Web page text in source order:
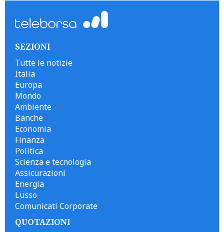
SEZIONI
Tutte le notizie
Italia
Europa
Mondo
Ambiente
Banche
Economia
Finanza
Politica
Scienza e tecnologia
Assicurazioni
Energia
Lusso
Comunicati Corporate
QUOTAZIONI